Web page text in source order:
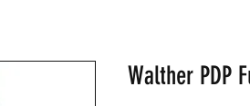
Walther PDP